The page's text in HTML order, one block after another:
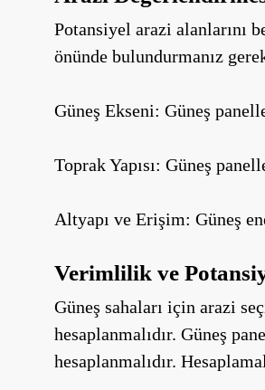
Potansiyel arazi alanlarını
önünde bulundurmanız
Güneş Ekseni: Güneş
Toprak Yapısı: Güneş
Altyapı ve Erişim: Güneş
Verimlilik ve
Güneş sahaları için arazi
hesaplanmalıdır. Güneş
hesaplanmalıdır.